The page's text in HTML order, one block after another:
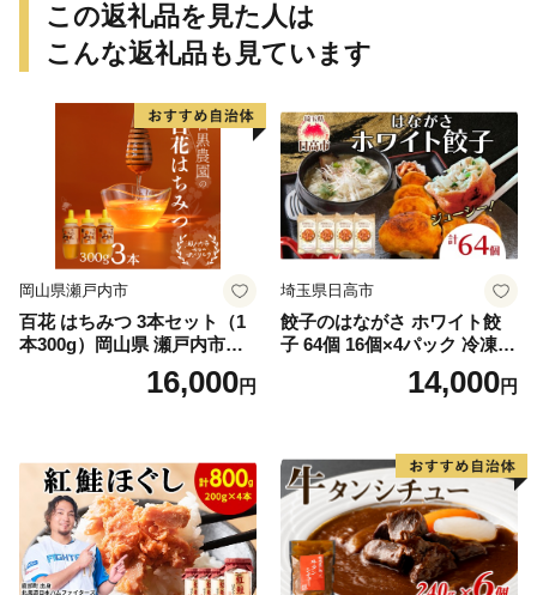
この返礼品を見た人は
こんな返礼品も見ています
岡山県瀬戸内市
百花 はちみつ 3本セット（1
本300g）岡山県 瀬戸内市産
石黒農園 ヨーグルト パン 砂
糖の代わり 香り高い いい香
16,000円
埼玉県日高市
餃子のはながさ ホワイト餃
子 64個 16個×4パック 冷凍
中華 点心 B級グルメ ご当地
野菜 おつまみ おかず 簡単調
ー ギフト お取り寄せ 日高市
14,000円